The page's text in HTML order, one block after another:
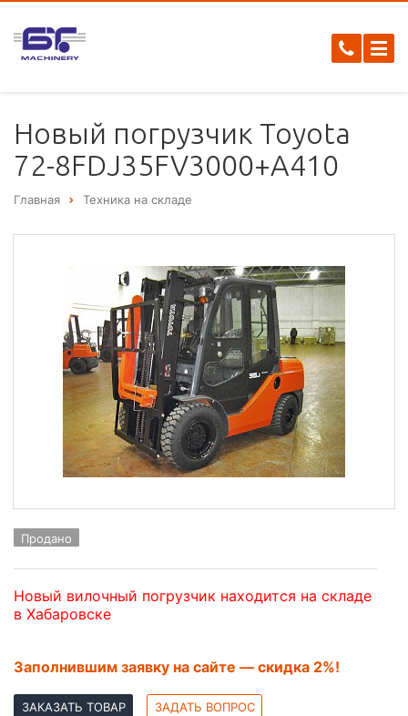
Новый погрузчик Toyota
72-8FDJ35FV3000+А410
Главная Техника на складе
Продано
Новый вилочный погрузчик находится на складе
в Хабаровске
Заполнившим заявку на сайте — скидка 2%!
ЗАКАЗАТЬ ТОВАР ЗАДАТЬ ВОПРОС